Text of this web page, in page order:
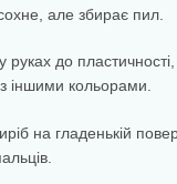
але збирає пил.
у руках до
іншими кольорами.
на гладенькій